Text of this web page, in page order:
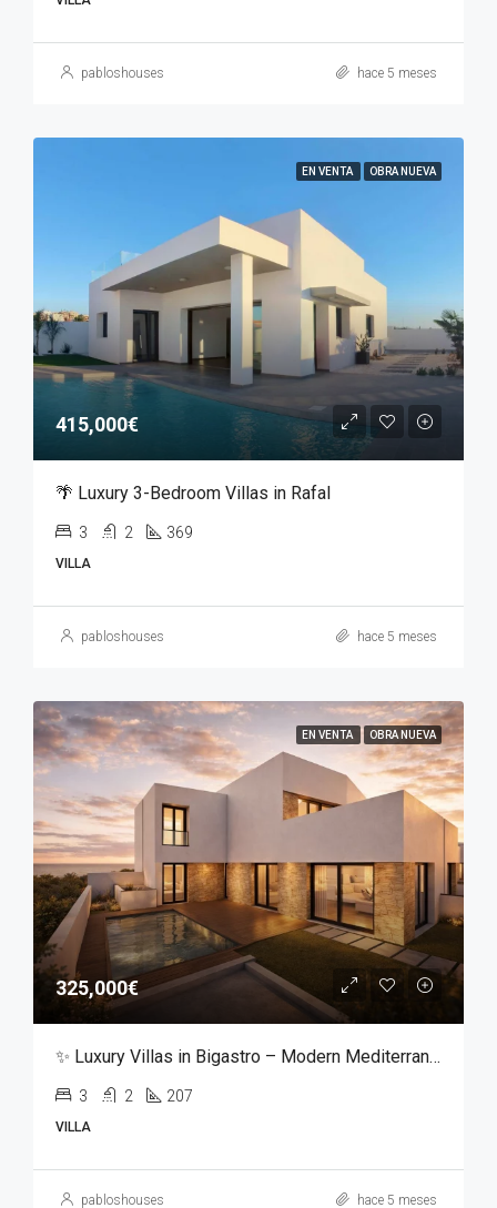
pabloshouses hace 5 meses
EN VENTA OBRA NUEVA
415,000€
🌴 Luxury 3-Bedroom Villas in Rafal
3 2 369
VILLA
pabloshouses hace 5 meses
EN VENTA OBRA NUEVA
325,000€
✨ Luxury Villas in Bigastro – Modern Mediterranean Living ✨
3 2 207
VILLA
pabloshouses hace 5 meses